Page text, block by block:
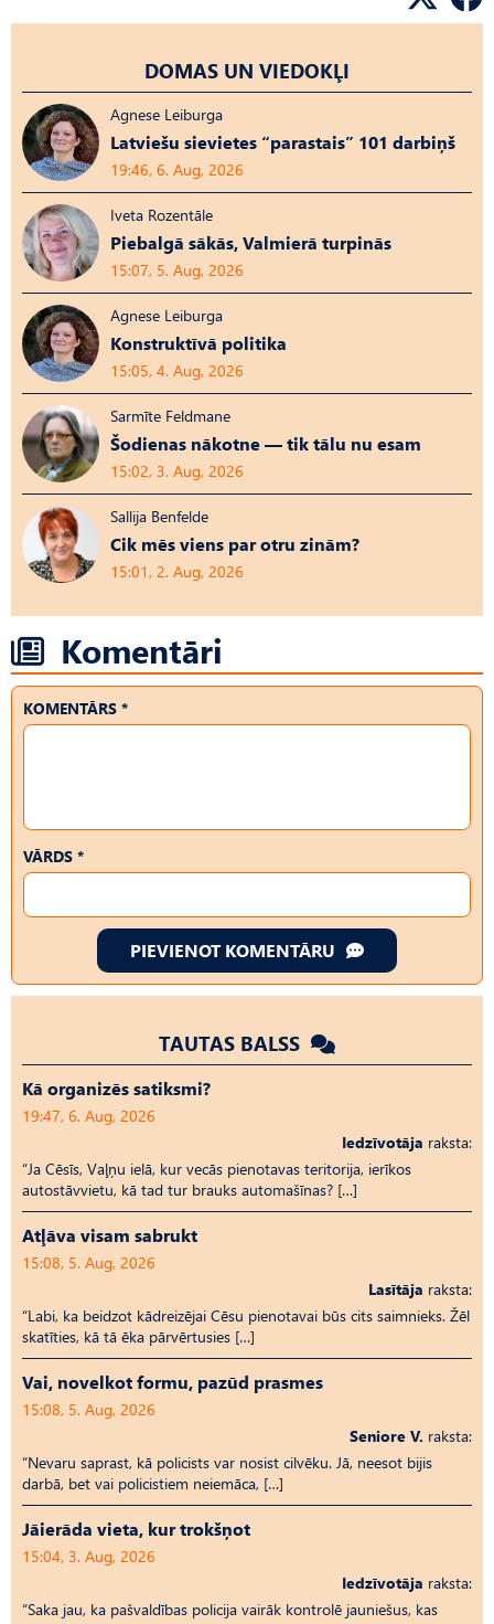
DOMAS UN VIEDOKĻI
Agnese Leiburga
Latviešu sievietes “parastais” 101 darbiņš
19:46, 6. Aug, 2026
Iveta Rozentāle
Piebalgā sākās, Valmierā turpinās
15:07, 5. Aug, 2026
Agnese Leiburga
Konstruktīvā politika
15:05, 4. Aug, 2026
Sarmīte Feldmane
Šodienas nākotne — tik tālu nu esam
15:02, 3. Aug, 2026
Sallija Benfelde
Cik mēs viens par otru zinām?
15:01, 2. Aug, 2026
Komentāri
KOMENTĀRS *
VĀRDS *
PIEVIENOT KOMENTĀRU
TAUTAS BALSS
Kā organizēs satiksmi?
19:47, 6. Aug, 2026
Iedzīvotāja raksta:
“Ja Cēsīs, Vaļņu ielā, kur vecās pienotavas teritorija, ierīkos
autostāvvietu, kā tad tur brauks automašīnas? […]
Atļāva visam sabrukt
15:08, 5. Aug, 2026
Lasītāja raksta:
“Labi, ka beidzot kādreizējai Cēsu pienotavai būs cits saimnieks. Žēl
skatīties, kā tā ēka pārvērtusies […]
Vai, novelkot formu, pazūd prasmes
15:08, 5. Aug, 2026
Seniore V. raksta:
“Nevaru saprast, kā policists var nosist cilvēku. Jā, neesot bijis
darbā, bet vai policistiem neiemāca, […]
Jāierāda vieta, kur trokšņot
15:04, 3. Aug, 2026
Iedzīvotāja raksta:
“Saka jau, ka pašvaldības policija vairāk kontrolē jauniešus, kas